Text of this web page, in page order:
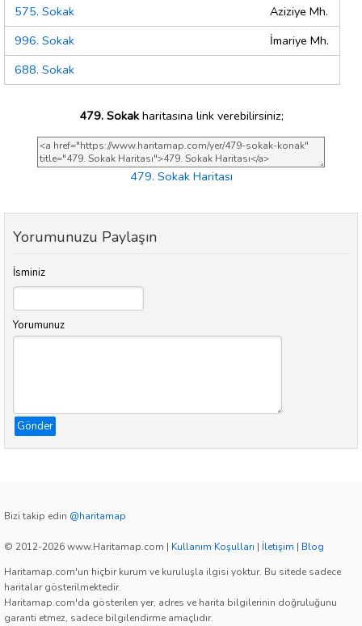
575. Sokak
Aziziye Mh.
996. Sokak
İmariye Mh.
688. Sokak
479. Sokakharitasına link verebilirsiniz;
479. Sokak Haritası
Yorumunuzu Paylaşın
İsminiz
Yorumunuz
Gönder
Bizi takip edin @haritamap
© 2012-2026 www.Haritamap.com | Kullanım Koşulları | İletişim | Blog
Haritamap.com'un hiçbir kurum ve kuruluşla ilgisi yoktur. Bu sitede sadece
haritalar gösterilmektedir.
Haritamap.com'da gösterilen yer, adres ve harita bilgilerinin doğruluğunu
garanti etmez, sadece bilgilendirme amaçlıdır.